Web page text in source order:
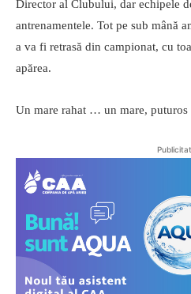
Director al Clubului, dar echipele
antrenamentele. Tot pe sub mână
a va fi retrasă din campionat, cu
apărea.
Un mare rahat … un mare, puturos